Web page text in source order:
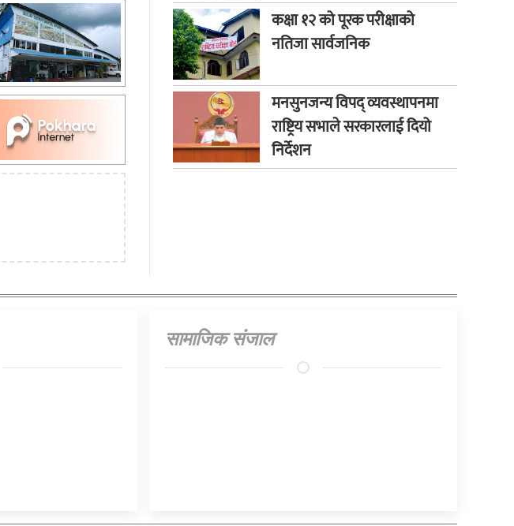
कक्षा १२ को पूरक परीक्षाको
नतिजा सार्वजनिक
मनसुनजन्य विपद् व्यवस्थापनमा
राष्ट्रिय सभाले सरकारलाई दियो
निर्देशन
सामाजिक संजाल